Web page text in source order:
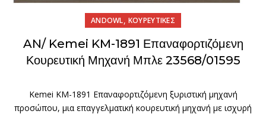
ANDOWL, ΚΟΥΡΕΥΤΙΚΕΣ
AN/ Kemei KM-1891 Επαναφορτιζόμενη
Κουρευτική Μηχανή Μπλε 23568/01595
Kemei KM-1891 Επαναφορτιζόμενη ξυριστική μηχανή
προσώπου, μια επαγγελματική κουρευτική μηχανή με ισχυρή